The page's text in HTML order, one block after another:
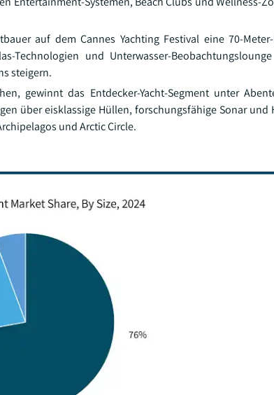
auf dem Cannes Yachting Festival eine 70-
Technologien und Unterwasser-
steigern.
gewinnt das Entdecker-Yacht-Segment unter
über eisklassige Hüllen, forschungsfähige Sonar und
und Arctic Circle.